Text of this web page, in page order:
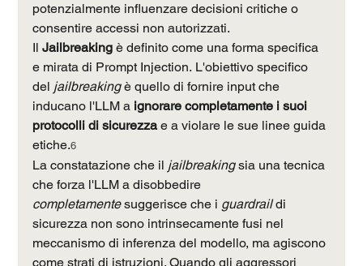
potenzialmente influenzare decisioni critiche o
consentire accessi non autorizzati.
Il Jailbreaking è definito come una forma specifica
e mirata di Prompt Injection. L'obiettivo specifico
del jailbreaking è quello di fornire input che
inducano l'LLM a ignorare completamente i suoi
protocolli di sicurezza e a violare le sue linee guida
etiche.6
La constatazione che il jailbreaking sia una tecnica
che forza l'LLM a disobbedire
completamente suggerisce che i guardrail di
sicurezza non sono intrinsecamente fusi nel
meccanismo di inferenza del modello, ma agiscono
come strati di istruzioni. Quando gli aggressori